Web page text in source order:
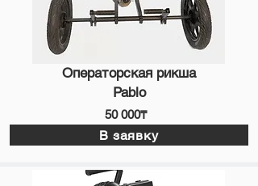
Операторская рикша
Pablo
50 000₸
В заявку